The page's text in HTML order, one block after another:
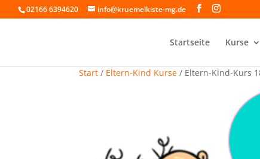
02166 6394620 info@kruemelkiste-mg.de
Startseite Kurse
Start / Eltern-Kind Kurse / Eltern-Kind-Kurs